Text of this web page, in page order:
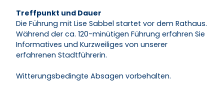
Treffpunkt und Dauer
Die Führung mit Lise Sabbel startet vor dem Rathaus.
Während der ca. 120-minütigen Führung erfahren Sie
Informatives und Kurzweiliges von unserer
erfahrenen Stadtführerin.
Witterungsbedingte Absagen vorbehalten.